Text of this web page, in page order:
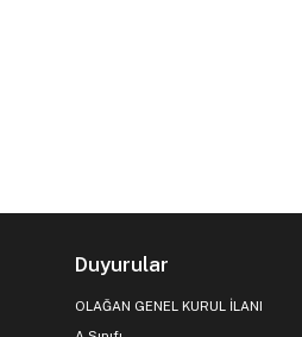
Duyurular
OLAĞAN GENEL KURUL İLANI